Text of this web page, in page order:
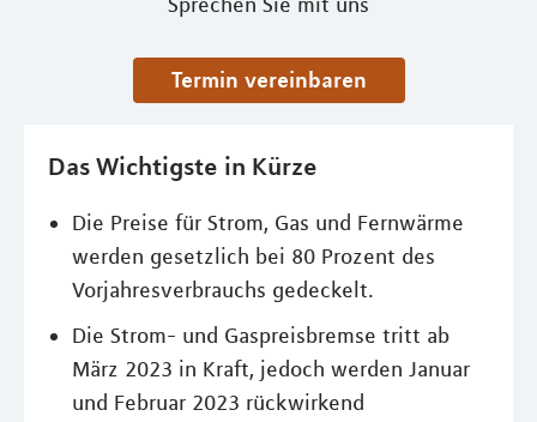
Termin vereinbaren
Das Wichtigste in Kürze
Die Preise für Strom, Gas und Fernwärme
werden gesetzlich bei 80 Prozent des
Vorjahresverbrauchs gedeckelt.
Die Strom- und Gaspreisbremse tritt ab
März 2023 in Kraft, jedoch werden Januar
und Februar 2023 rückwirkend